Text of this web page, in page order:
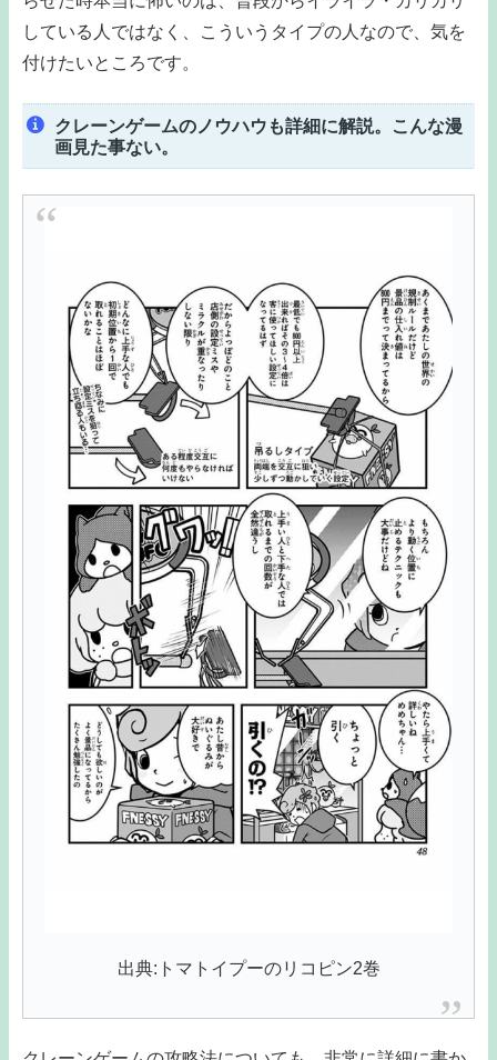
している人ではなく、こういうタイプの人なので、気を
付けたいところです。
クレーンゲームのノウハウも詳細に解説。こんな漫
画見た事ない。
出典:トマトイプーのリコピン2巻